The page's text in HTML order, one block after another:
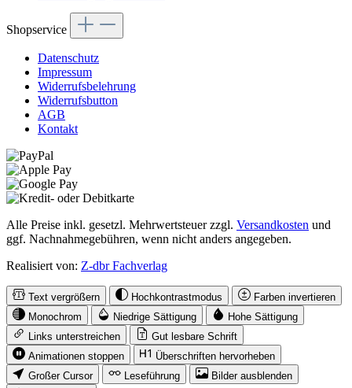
Shopservice
Datenschutz
Impressum
Widerrufsbelehrung
Widerrufsbutton
AGB
Kontakt
Alle Preise inkl. gesetzl. Mehrwertsteuer zzgl. Versandkosten und
ggf. Nachnahmegebühren, wenn nicht anders angegeben.
Realisiert von: Z-dbr Fachverlag
Text vergrößern Hochkontrastmodus
Farben invertieren
Monochrom
Niedrige Sättigung
Hohe Sättigung
Links unterstreichen
Gut lesbare Schrift
Animationen stoppen
Überschriften hervorheben
Großer Cursor
Leseführung
Bilder ausblenden